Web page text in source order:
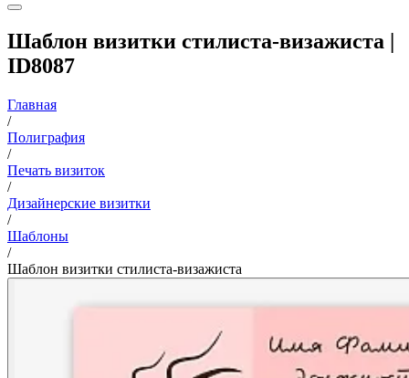
Шаблон визитки стилиста-визажиста |
ID8087
Главная
/
Полиграфия
/
Печать визиток
/
Дизайнерские визитки
/
Шаблоны
/
Шаблон визитки стилиста-визажиста